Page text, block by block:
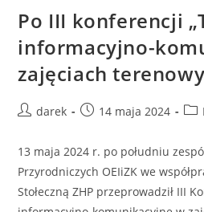
Świat
Nauki” (2024/2025)
Świadectwie
Ukończenia
Szkoły
Podstawowej.
Po III konferencji
informacyjno-
zajęciach
Postdarek
Post14 maja 2024
13 maja 2024 r. po południu
Przyrodniczych OEIiZK we
Stołeczną ZHP przeprowadził III